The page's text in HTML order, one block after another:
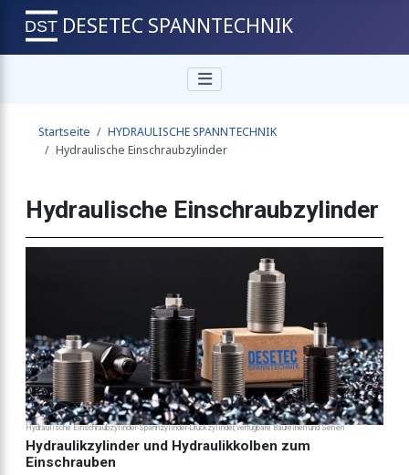
DESETEC SPANNTECHNIK
Startseite
HYDRAULISCHE SPANNTECHNIK
Hydraulische Einschraubzylinder
Hydraulische Einschraubzylinder
Hydraulische Einschraubzylinder-Spannzylinder-Druckzylinder, verfügbare Baureihen und Serien
Hydraulikzylinder und Hydraulikkolben zum
Einschrauben